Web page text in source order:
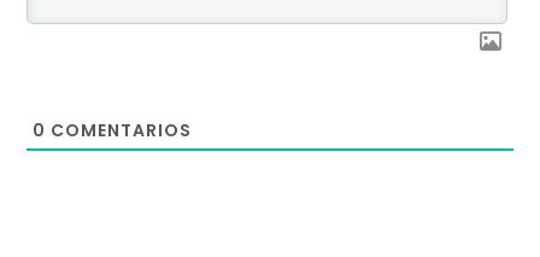
0 COMENTARIOS